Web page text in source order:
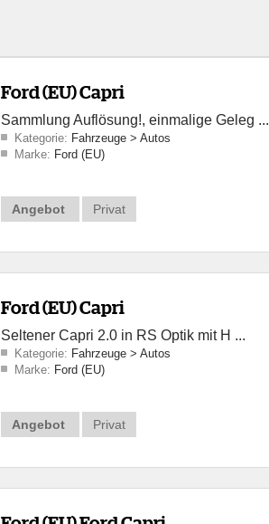
Ford (EU) Capri
Sammlung Auflösung!, einmalige Geleg ...
Kategorie: Fahrzeuge > Autos
Marke: Ford (EU)
Angebot Privat
Ford (EU) Capri
Seltener Capri 2.0 in RS Optik mit H ...
Kategorie: Fahrzeuge > Autos
Marke: Ford (EU)
Angebot Privat